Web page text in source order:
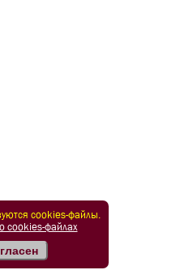
cookies-файлы.
cookies-файлах